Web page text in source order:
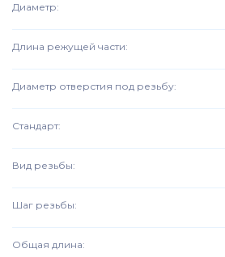
Диаметр:
Длина режущей части:
Диаметр отверстия под резьбу:
Стандарт:
Вид резьбы:
Шаг резьбы:
Общая длина: